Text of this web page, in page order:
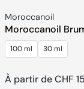
Fournisseur:
Moroccanoil
Moroccanoil
Parfumée pour
Corps
100 ml 30 ml
Prix
À partir de CHF